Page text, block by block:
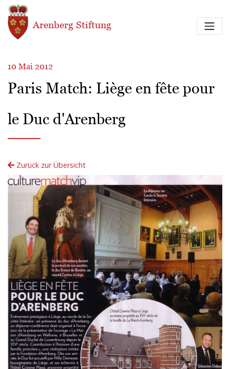
Direkt zum Inhalt
Arenberg Stiftung
10 Mai 2012
Paris Match: Liège en fête pour
le Duc d'Arenberg
Zurück zur Übersicht